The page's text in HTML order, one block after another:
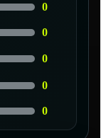
0
0
0
0
0